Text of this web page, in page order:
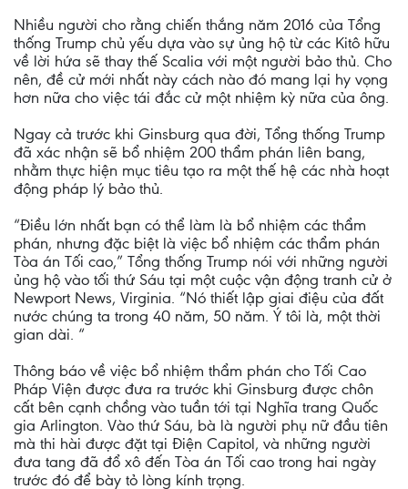
Nhiều người cho rằng chiến thắng năm 2016 của Tổng
thống Trump chủ yếu dựa vào sự ủng hộ từ các Kitô hữu
về lời hứa sẽ thay thế Scalia với một người bảo thủ. Cho
nên, đề cử mới nhất này cách nào đó mang lại hy vọng
hơn nữa cho việc tái đắc cử một nhiệm kỳ nữa của ông.
Ngay cả trước khi Ginsburg qua đời, Tổng thống Trump
đã xác nhận sẽ bổ nhiệm 200 thẩm phán liên bang,
nhằm thực hiện mục tiêu tạo ra một thế hệ các nhà hoạt
động pháp lý bảo thủ.
“Điều lớn nhất bạn có thể làm là bổ nhiệm các thẩm
phán, nhưng đặc biệt là việc bổ nhiệm các thẩm phán
Tòa án Tối cao,” Tổng thống Trump nói với những người
ủng hộ vào tối thứ Sáu tại một cuộc vận động tranh cử ở
Newport News, Virginia. “Nó thiết lập giai điệu của đất
nước chúng ta trong 40 năm, 50 năm. Ý tôi là, một thời
gian dài. “
Thông báo về việc bổ nhiệm thẩm phán cho Tối Cao
Pháp Viện được đưa ra trước khi Ginsburg được chôn
cất bên cạnh chồng vào tuần tới tại Nghĩa trang Quốc
gia Arlington. Vào thứ Sáu, bà là người phụ nữ đầu tiên
mà thi hài được đặt tại Điện Capitol, và những người
đưa tang đã đổ xô đến Tòa án Tối cao trong hai ngày
trước đó để bày tỏ lòng kính trọng.